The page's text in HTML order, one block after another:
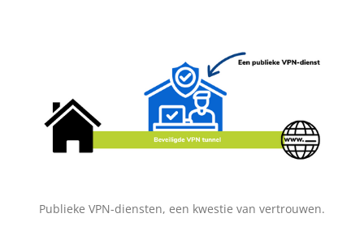
Publieke VPN-diensten, een kwestie van vertrouwen.